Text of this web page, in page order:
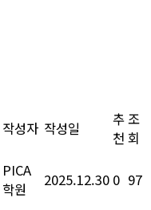
작성자 작성일
추
천
조
회
PICA
학원
2025.12.30 0 97